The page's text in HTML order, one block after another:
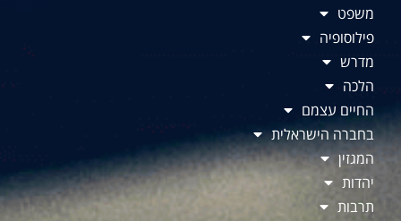
משפט
פילוסופיה
מדרש
הלכה
החיים עצמם
בחברה הישראלית
המגזין
יהדות
תרבות